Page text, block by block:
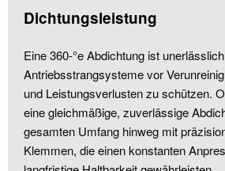
Dichtungsleistung
Eine 360-°e Abdichtung ist
Antriebsstrangsysteme vor
und Leistungsverlusten zu schützen.
eine gleichmäßige, zuverlässige
gesamten Umfang hinweg mit
Klemmen, die einen konstanten